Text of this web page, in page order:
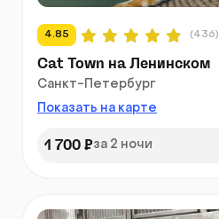
4.85 (436)
Cat Town на Ленинском
Санкт-Петербург
Показать на карте
1 700 ₽за 2 ночи